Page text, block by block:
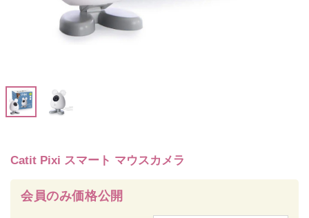
Catit Pixi スマート マウスカメラ
会員のみ価格公開